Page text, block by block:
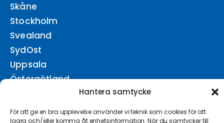
Hantera samtycke
För att ge en bra upplevelse använder vi teknik som cookies för att
lagra och/eller komma åt enhetsinformation. När du samtycker till
Skåne
Stockholm
Svealand
SydOst
Uppsala
Östergötland